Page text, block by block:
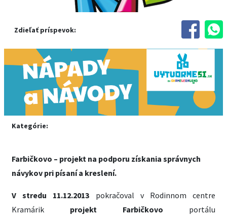
Zdieľať príspevok:
Kategórie:
Farbičkovo – projekt na podporu získania správnych
návykov pri písaní a kreslení.
V stredu 11.12.2013 pokračoval v Rodinnom centre
Kramárik projekt Farbičkovo portálu